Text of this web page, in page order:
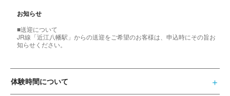
お知らせ
■送迎について
JR線「近江八幡駅」からの送迎をご希望のお客様は、申込時にその旨お
知らせください。
体験時間について